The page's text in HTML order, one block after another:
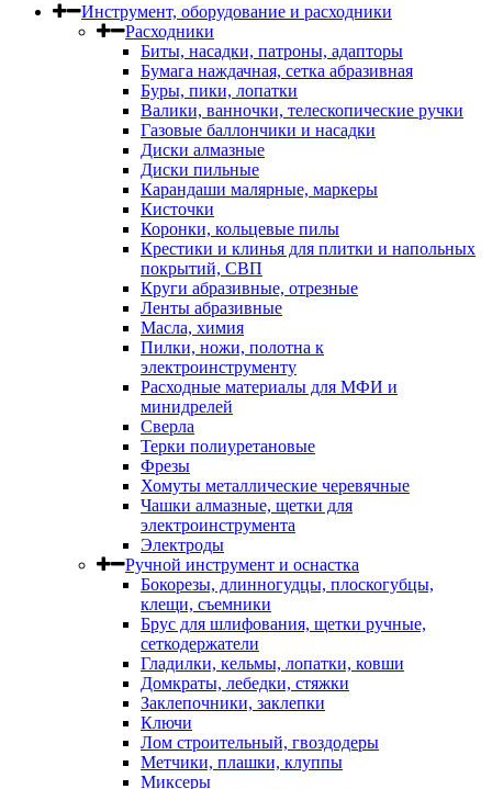
Инструмент, оборудование и расходники
Расходники
Биты, насадки, патроны, адапторы
Бумага наждачная, сетка абразивная
Буры, пики, лопатки
Валики, ванночки, телескопические ручки
Газовые баллончики и насадки
Диски алмазные
Диски пильные
Карандаши малярные, маркеры
Кисточки
Коронки, кольцевые пилы
Крестики и клинья для плитки и напольных
покрытий, СВП
Круги абразивные, отрезные
Ленты абразивные
Масла, химия
Пилки, ножи, полотна к
электроинструменту
Расходные материалы для МФИ и
минидрелей
Сверла
Терки полиуретановые
Фрезы
Хомуты металлические черевячные
Чашки алмазные, щетки для
электроинструмента
Электроды
Ручной инструмент и оснастка
Бокорезы, длинногудцы, плоскогубцы,
клещи, съемники
Брус для шлифования, щетки ручные,
сеткодержатели
Гладилки, кельмы, лопатки, ковши
Домкраты, лебедки, стяжки
Заклепочники, заклепки
Ключи
Лом строительный, гвоздодеры
Метчики, плашки, клуппы
Миксеры